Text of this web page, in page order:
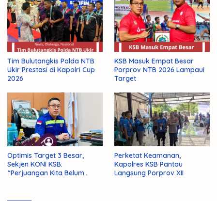
Tim Bulutangkis Polda NTB
Ukir Prestasi di Kapolri Cup
2026
KSB Masuk Empat Besar
Porprov NTB 2026 Lampaui
Target
Optimis Target 3 Besar,
Sekjen KONI KSB:
“Perjuangan Kita Belum
Perketat Keamanan,
Kapolres KSB Pantau
Langsung Porprov XII